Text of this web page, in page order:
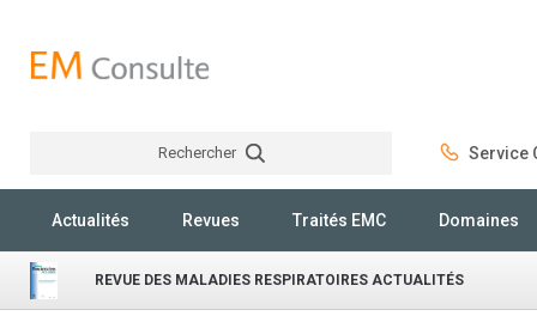
Rechercher Service
Actualités Revues Traités EMC Domaines
REVUE DES MALADIES RESPIRATOIRES ACTUALITÉS